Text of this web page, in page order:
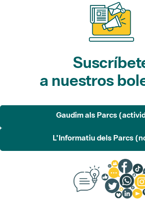
a nuestros
Gaudim als Parcs
L'Informatiu dels Parcs